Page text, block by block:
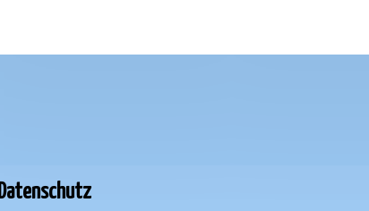
Datenschutz